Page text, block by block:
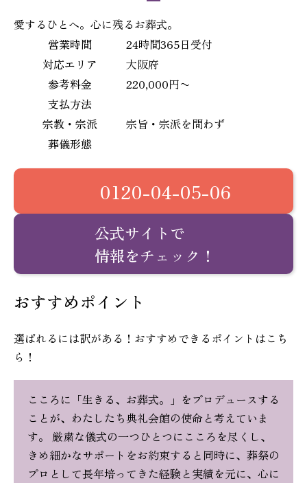
愛するひとへ。心に残るお葬式。
営業時間
24時間365日受付
対応エリア
大阪府
参考料金
220,000円〜
支払方法
宗教・宗派
宗旨・宗派を問わず
葬儀形態
0120-04-05-06
公式サイトで
情報をチェック！
おすすめポイント
選ばれるには訳がある！おすすめできるポイントはこち
ら！
こころに「生きる、お葬式。」をプロデュースする
ことが、わたしたち典礼会館の使命と考えていま
す。 厳粛な儀式の一つひとつにこころを尽くし、
きめ細かなサポートをお約束すると同時に、葬祭の
プロとして長年培ってきた経験と実績を元に、心に